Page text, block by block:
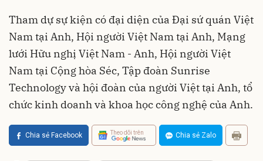
Tham dự sự kiện có đại diện của Đại sứ quán Việt
Nam tại Anh, Hội người Việt Nam tại Anh, Mạng
lưới Hữu nghị Việt Nam - Anh, Hội người Việt
Nam tại Cộng hòa Séc, Tập đoàn Sunrise
Technology và hội đoàn của người Việt tại Anh, tổ
chức kinh doanh và khoa học công nghệ của Anh.
Chia sẻ Facebook Theo dõi trên Chia sẻ Zalo